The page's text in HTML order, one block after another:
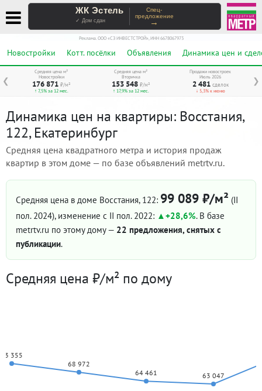
ЖК Эстель
✓ Дом сдан
Спец-
предложение
→
Реклама. ООО «СЗ ИНВЕСТСТРОЙ», ИНН 6678067973
Новостройки Котт. посёлки Объявления Динамика цен и
❮ ❯
Средняя цена м²
Новостройки
176 871 ₽/м²
↑ 7,5% за 12 мес.
Средняя цена м²
Вторичка
153 548 ₽/м²
↑ 17,9% за 12 мес.
Продажи новостроек
Июль 2026
2 481 сделок
↓ 5,3% к июню
Динамика цен на квартиры: Восстания,
122, Екатеринбург
Средняя цена квадратного метра и история продаж
квартир в этом доме — по базе объявлений metrtv.ru.
Средняя цена в доме Восстания, 122: 99 089 ₽/м² (II
пол. 2024), изменение с II пол. 2022: +28,6%. В базе
metrtv.ru по этому дому — 22 предложения, снятых с
публикации.
Средняя цена ₽/м² по дому
73 355
68 972
64 461
63 047